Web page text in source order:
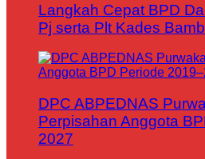
Langkah Cepat BPD
Pj serta Plt Kades
DPC ABPEDNAS
Perpisahan Anggota
2027